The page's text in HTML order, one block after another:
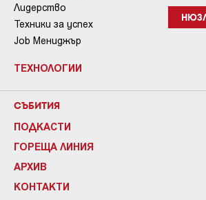
Лидерство
Техники за успех
Job Мениджър
ТЕХНОЛОГИИ
СЪБИТИЯ
ПОДКАСТИ
ГОРЕЩА ЛИНИЯ
АРХИВ
КОНТАКТИ